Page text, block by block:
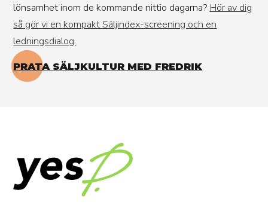
lönsamhet inom de kommande nittio dagarna? Hör av dig
så gör vi en kompakt Säljindex-screening och en
ledningsdialog.
PRATA SÄLJKULTUR MED FREDRIK